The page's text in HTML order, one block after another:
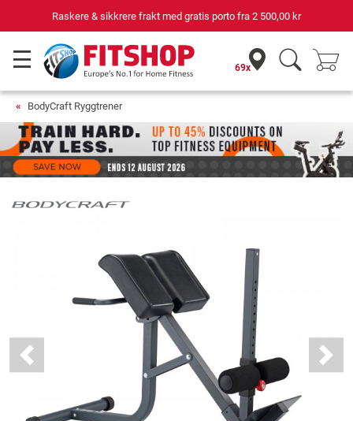
Raskere & sikkrere frakt med gratis porto fra 2 500,00 kr
69x
BodyCraft Ryggtrener
Previous Next